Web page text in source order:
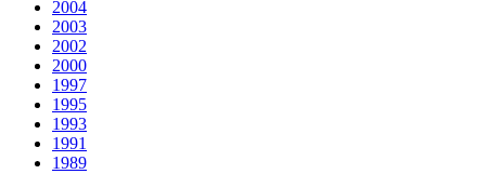
2004
2003
2002
2000
1997
1995
1993
1991
1989